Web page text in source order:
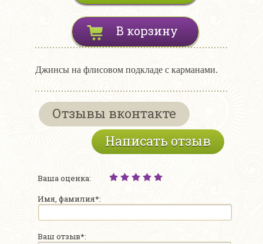
В корзину
Джинсы на флисовом подкладе с карманами.
Отзывы вконтакте
Написать отзыв
Ваша оценка:
Имя, фамилия*:
Ваш отзыв*: